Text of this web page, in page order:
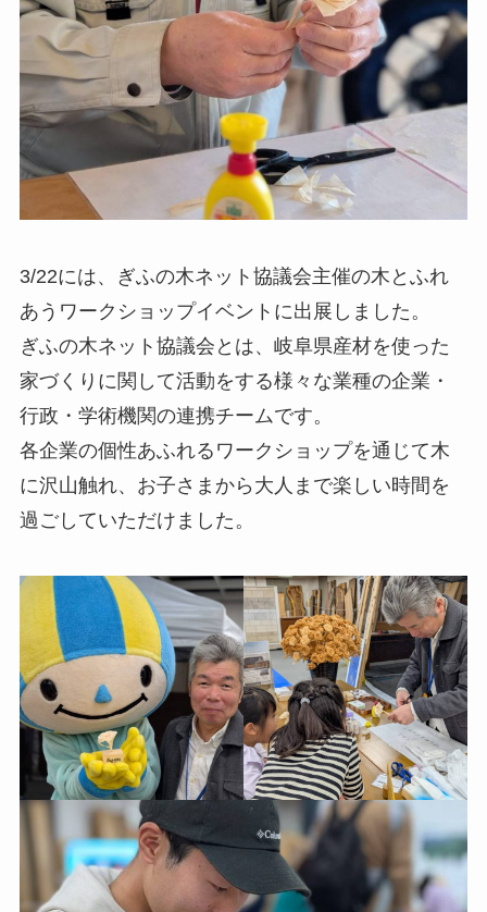
3/22には、ぎふの木ネット協議会主催の木とふれ
あうワークショップイベントに出展しました。
ぎふの木ネット協議会とは、岐阜県産材を使った
家づくりに関して活動をする様々な業種の企業・
行政・学術機関の連携チームです。
各企業の個性あふれるワークショップを通じて木
に沢山触れ、お子さまから大人まで楽しい時間を
過ごしていただけました。